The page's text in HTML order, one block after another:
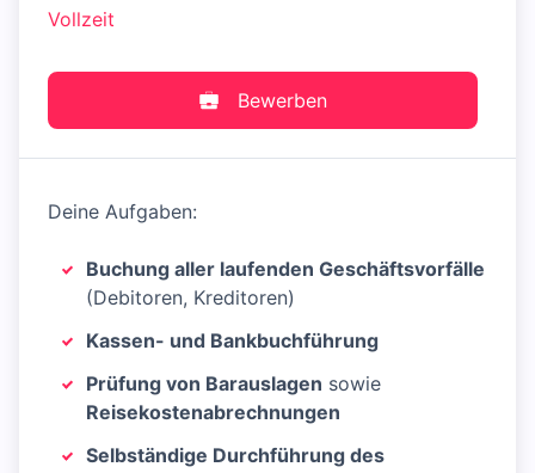
Vollzeit
Bewerben
Deine Aufgaben:
Buchung aller laufenden Geschäftsvorfälle
(Debitoren, Kreditoren)
Kassen- und Bankbuchführung
Prüfung von Barauslagen sowie
Reisekostenabrechnungen
Selbständige Durchführung des